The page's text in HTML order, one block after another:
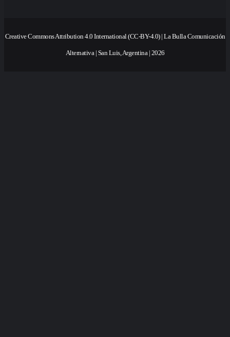
Creative Commons Attribution 4.0 International (CC-BY-4.0) | La Bulla Comunicación
Alternativa | San Luis, Argentina | 2026